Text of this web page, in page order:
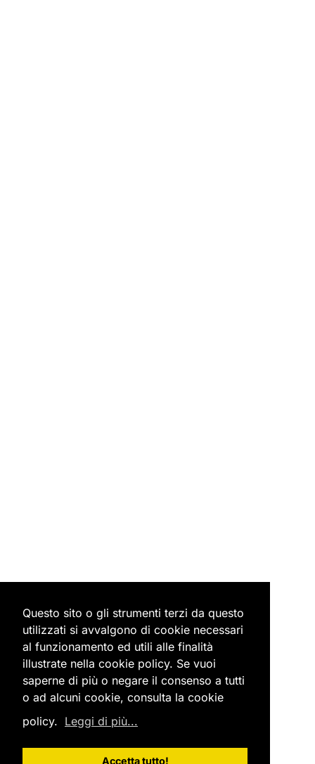
Questo sito o gli strumenti terzi da questo
utilizzati si avvalgono di cookie necessari
al funzionamento ed utili alle finalità
illustrate nella cookie policy. Se vuoi
saperne di più o negare il consenso a tutti
o ad alcuni cookie, consulta la cookie
policy. Leggi di più...
Accetta tutto!